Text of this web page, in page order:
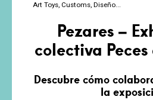
Art Toys Customs Diseño
Pezares –
colectiva Peces
Descubre cómo
la